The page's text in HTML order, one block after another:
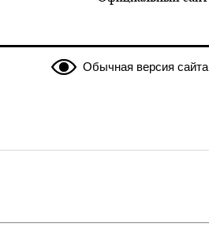
Обычная версия сайта